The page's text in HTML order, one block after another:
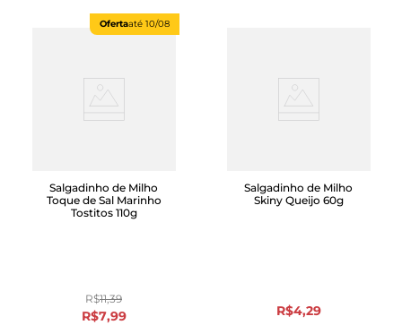
Ofertaaté 10/08
Salgadinho de Milho
Toque de Sal Marinho
Tostitos 110g
R$11,39
R$7,99
Salgadinho de Milho
Skiny Queijo 60g
R$4,29